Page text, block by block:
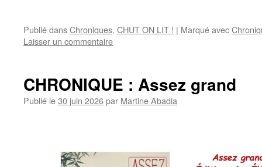
Publié dansChroniques, CHUT ON LIT ! | Marqué avec
Laisser un commentaire
CHRONIQUE : Assez grand
Publié le30 juin 2026par Martine Abadia